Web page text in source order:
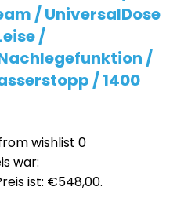
/ UniversalDose
/
/
/ 1400
wishlist 0
war:
ist: €548,00.